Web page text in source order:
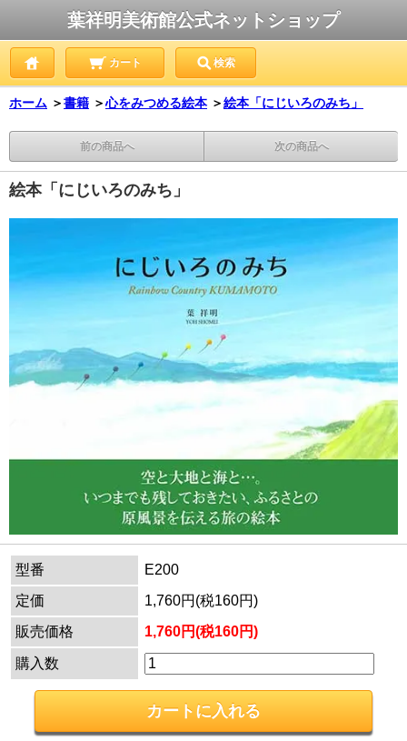
葉祥明美術館公式ネットショップ
カート 検索
ホーム ＞書籍 ＞心をみつめる絵本 ＞絵本「にじいろのみち」
前の商品へ 次の商品へ
絵本「にじいろのみち」
型番
E200
定価
1,760円(税160円)
販売価格
1,760円(税160円)
購入数